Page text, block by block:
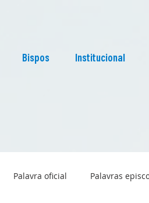
Bispos Institucional
Palavra oficial Palavras